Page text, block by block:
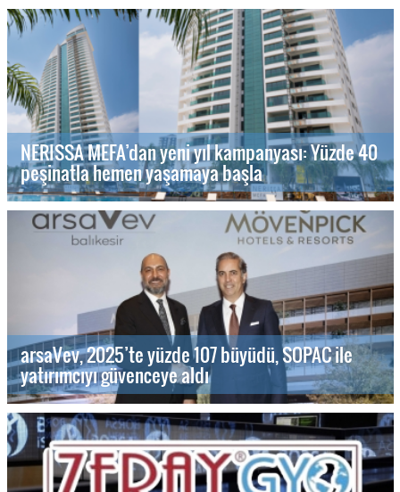
NERISSA MEFA’dan yeni yıl kampanyası: Yüzde 40
peşinatla hemen yaşamaya başla
arsaVev, 2025’te yüzde 107 büyüdü, SOPAC ile
yatırımcıyı güvenceye aldı